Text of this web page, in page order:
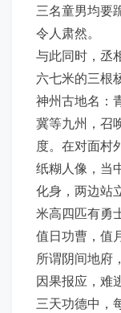
三名童男均要
令人肃然。
与此同时，丞
六七米的三根
神州古地名：
冀等九州，召
度。在对面村
纸糊人像，当
化身，两边站
米高四匹有勇
值日功曹，值
所谓阴间地府
因果报应，难
三天功德中，